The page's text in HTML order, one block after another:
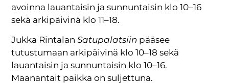
avoinna lauantaisin ja sunnuntaisin klo 10–16
sekä arkipäivinä klo 11–18.
Jukka RintalanSatupalatsiin pääsee
tutustumaan arkipäivinä klo 10–18 sekä
lauantaisin ja sunnuntaisin klo 10–16.
Maanantait paikka on suljettuna.